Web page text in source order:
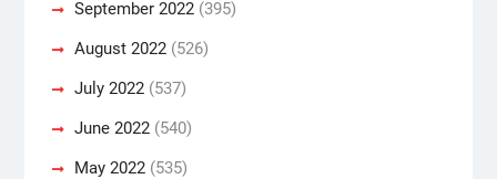
September 2022(395)
August 2022(526)
July 2022(537)
June 2022(540)
May 2022(535)